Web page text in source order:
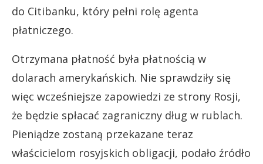
do Citibanku, który pełni rolę agenta
płatniczego.
Otrzymana płatność była płatnością w
dolarach amerykańskich. Nie sprawdziły się
więc wcześniejsze zapowiedzi ze strony Rosji,
że będzie spłacać zagraniczny dług w rublach.
Pieniądze zostaną przekazane teraz
właścicielom rosyjskich obligacji, podało źródło